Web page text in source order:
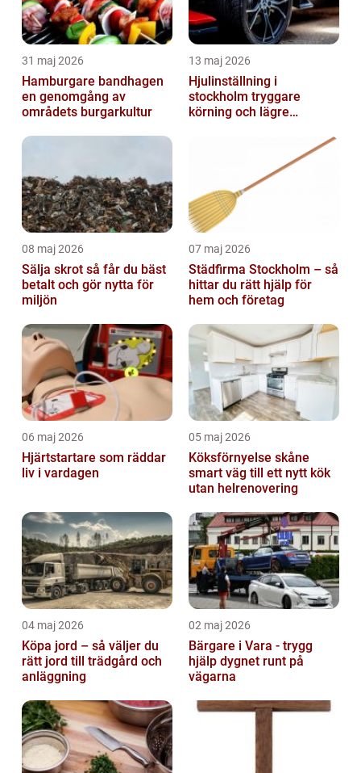
31 maj 2026
Hamburgare bandhagen
en genomgång av
områdets burgarkultur
13 maj 2026
Hjulinställning i
stockholm tryggare
körning och lägre
08 maj 2026
Sälja skrot så får du bäst
betalt och gör nytta för
miljön
07 maj 2026
Städfirma Stockholm – så
hittar du rätt hjälp för
hem och företag
06 maj 2026
Hjärtstartare som räddar
liv i vardagen
05 maj 2026
Köksförnyelse skåne
smart väg till ett nytt kök
utan helrenovering
04 maj 2026
Köpa jord – så väljer du
rätt jord till trädgård och
anläggning
02 maj 2026
Bärgare i Vara - trygg
hjälp dygnet runt på
vägarna